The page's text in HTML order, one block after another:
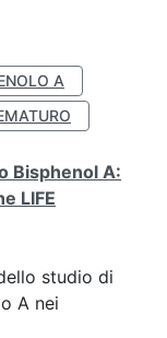
A
Bisphenol A:
LIFE
studio di
A nei